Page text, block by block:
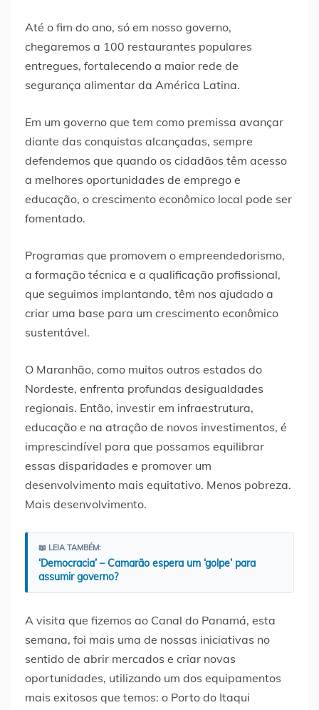
Até o fim do ano, só em nosso governo,
chegaremos a 100 restaurantes populares
entregues, fortalecendo a maior rede de
segurança alimentar da América Latina.
Em um governo que tem como premissa avançar
diante das conquistas alcançadas, sempre
defendemos que quando os cidadãos têm acesso
a melhores oportunidades de emprego e
educação, o crescimento econômico local pode ser
fomentado.
Programas que promovem o empreendedorismo,
a formação técnica e a qualificação profissional,
que seguimos implantando, têm nos ajudado a
criar uma base para um crescimento econômico
sustentável.
O Maranhão, como muitos outros estados do
Nordeste, enfrenta profundas desigualdades
regionais. Então, investir em infraestrutura,
educação e na atração de novos investimentos, é
imprescindível para que possamos equilibrar
essas disparidades e promover um
desenvolvimento mais equitativo. Menos pobreza.
Mais desenvolvimento.
📖 LEIA TAMBÉM:
‘Democracia’ – Camarão espera um ‘golpe’ para
assumir governo?
A visita que fizemos ao Canal do Panamá, esta
semana, foi mais uma de nossas iniciativas no
sentido de abrir mercados e criar novas
oportunidades, utilizando um dos equipamentos
mais exitosos que temos: o Porto do Itaqui